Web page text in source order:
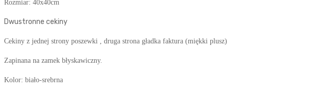
Rozmiar: 40x40cm
Dwustronne cekiny
Cekiny z jednej strony poszewki , druga strona gładka faktura (miękki plusz)
Zapinana na zamek błyskawiczny.
Kolor: biało-srebrna